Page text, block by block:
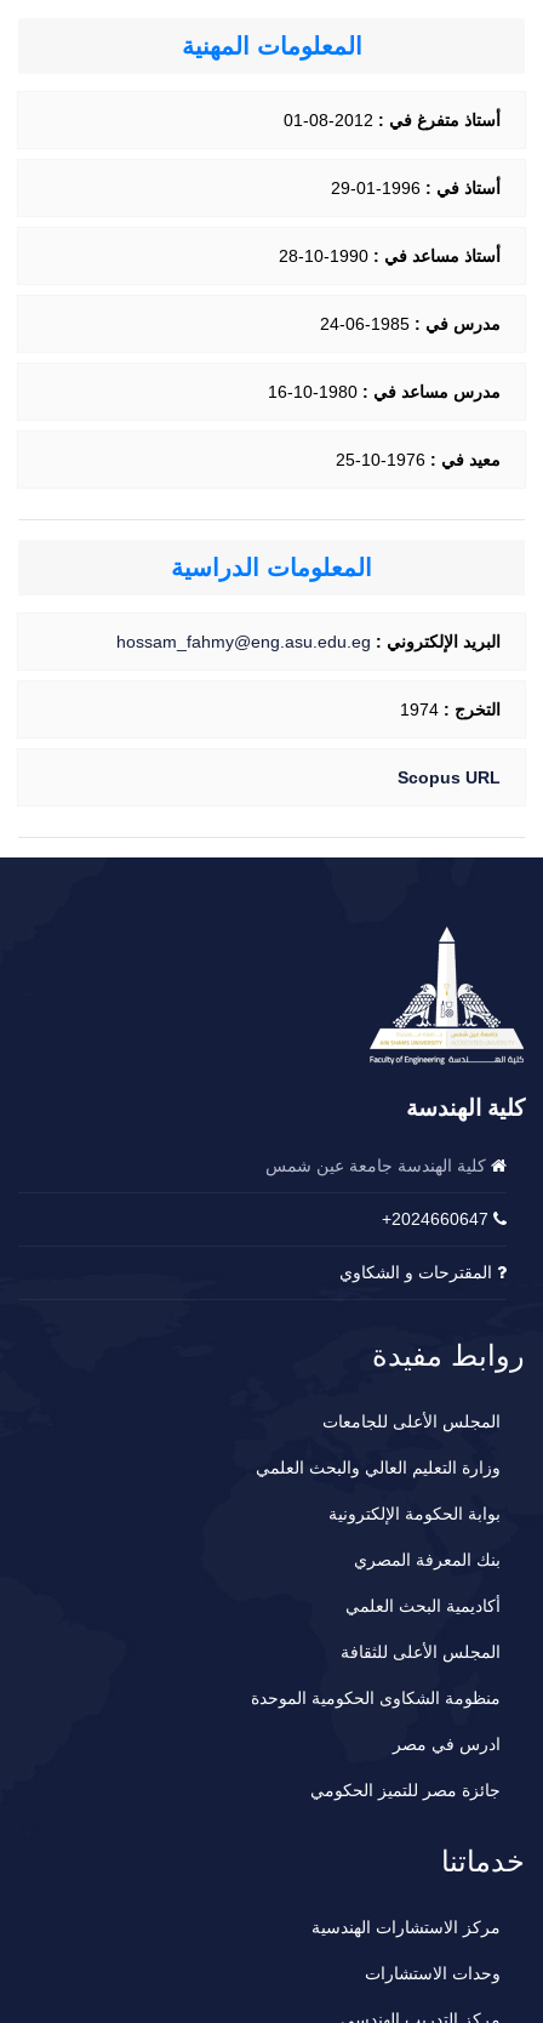
المعلومات المهنية
أستاذ متفرغ في : 2012-08-01
أستاذ في : 1996-01-29
أستاذ مساعد في : 1990-10-28
مدرس في : 1985-06-24
مدرس مساعد في : 1980-10-16
معيد في : 1976-10-25
المعلومات الدراسية
البريد الإلكتروني : hossam_fahmy@eng.asu.edu.eg
التخرج : 1974
Scopus URL
كلية الهندسة
كلية الهندسة جامعة عين شمس
2024660647+
المقترحات و الشكاوي
روابط مفيدة
المجلس الأعلى للجامعات
وزارة التعليم العالي والبحث العلمي
بوابة الحكومة الإلكترونية
بنك المعرفة المصري
أكاديمية البحث العلمي
المجلس الأعلى للثقافة
منظومة الشكاوى الحكومية الموحدة
ادرس في مصر
جائزة مصر للتميز الحكومي
خدماتنا
مركز الاستشارات الهندسية
وحدات الاستشارات